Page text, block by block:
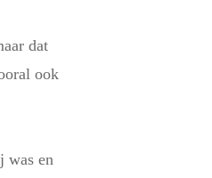
dat
ook
was en